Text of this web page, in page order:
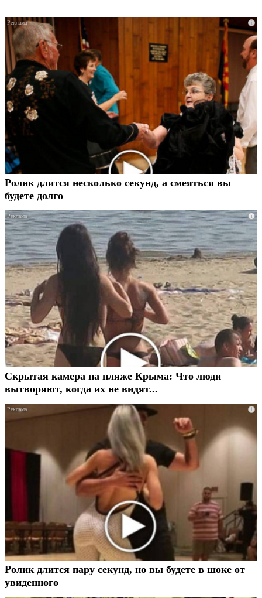
i
Ролик длится несколько секунд, а смеяться вы
будете долго
i
Скрытая камера на пляже Крыма: Что люди
вытворяют, когда их не видят...
i
Ролик длится пару секунд, но вы будете в шоке от
увиденного